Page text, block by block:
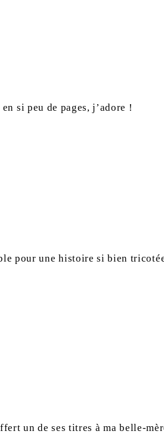
si peu de pages, j’adore !
pour une histoire si bien
un de ses titres à ma belle-